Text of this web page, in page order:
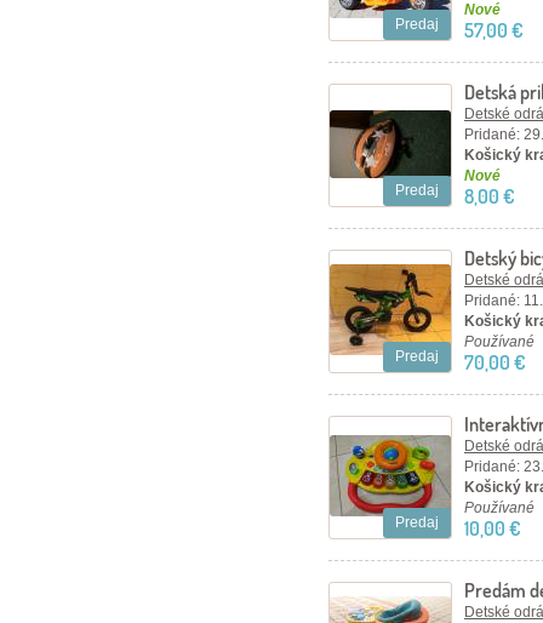
Predaj
Nové
57,00 €
Predaj
Detská
Detské
Pridané:
Košický
Nové
8,00 €
Predaj
Detský
Detské
Pridané:
Košický
Používané
70,00 €
Predaj
jednom
Detské
Pridané:
Košický
Používané
10,00 €
Predám
Detské